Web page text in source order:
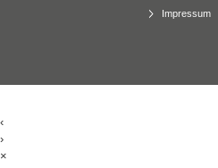
Impressum
‹
›
×